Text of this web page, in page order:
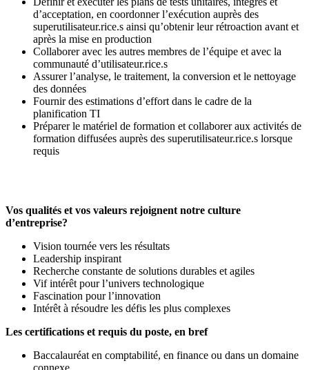
d’acceptation, en coordonner l’exécution auprès des
superutilisateur.rice.s ainsi qu’obtenir leur rétroaction avant et
après la mise en production
Collaborer avec les autres membres de l’équipe et avec la
communauté d’utilisateur.rice.s
Assurer l’analyse, le traitement, la conversion et le nettoyage
des données
Fournir des estimations d’effort dans le cadre de la
planification TI
Préparer le matériel de formation et collaborer aux activités de
formation diffusées auprès des superutilisateur.rice.s lorsque
requis
Vos qualités et vos valeurs rejoignent notre culture
d’entreprise?
Vision tournée vers les résultats
Leadership inspirant
Recherche constante de solutions durables et agiles
Vif intérêt pour l’univers technologique
Fascination pour l’innovation
Intérêt à résoudre les défis les plus complexes
Les certifications et requis du poste, en bref
Baccalauréat en comptabilité, en finance ou dans un domaine
connexe